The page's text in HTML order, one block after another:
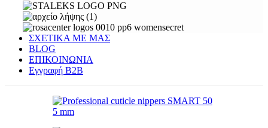
ΣΧΕΤΙΚΑ ΜΕ ΜΑΣ
BLOG
ΕΠΙΚΟΙΝΩΝΙΑ
Εγγραφή Β2Β